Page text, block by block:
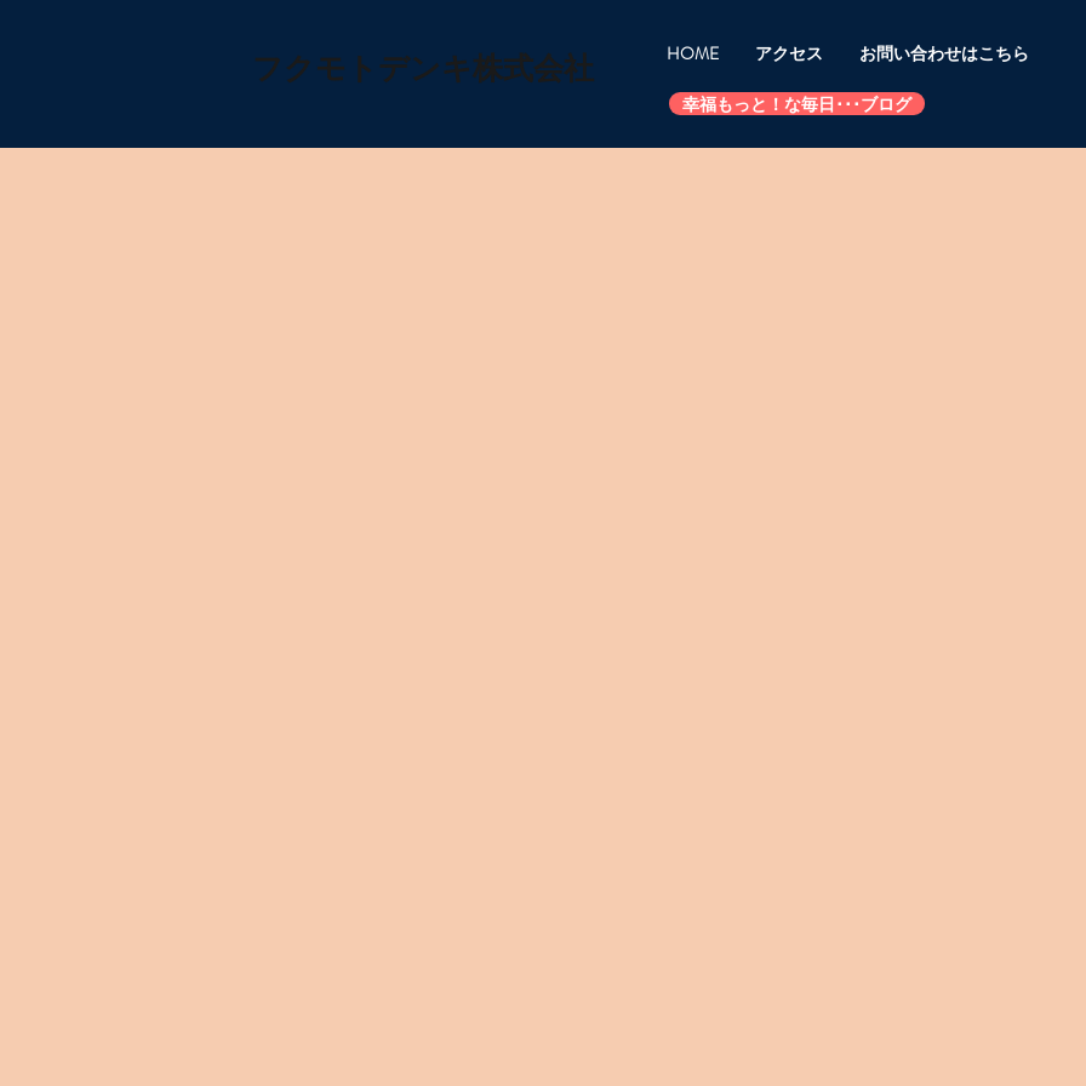
​フクモトデンキ株式会社 HOME アクセス お問い合わせはこちら
幸福もっと！な毎日･･･ブログ